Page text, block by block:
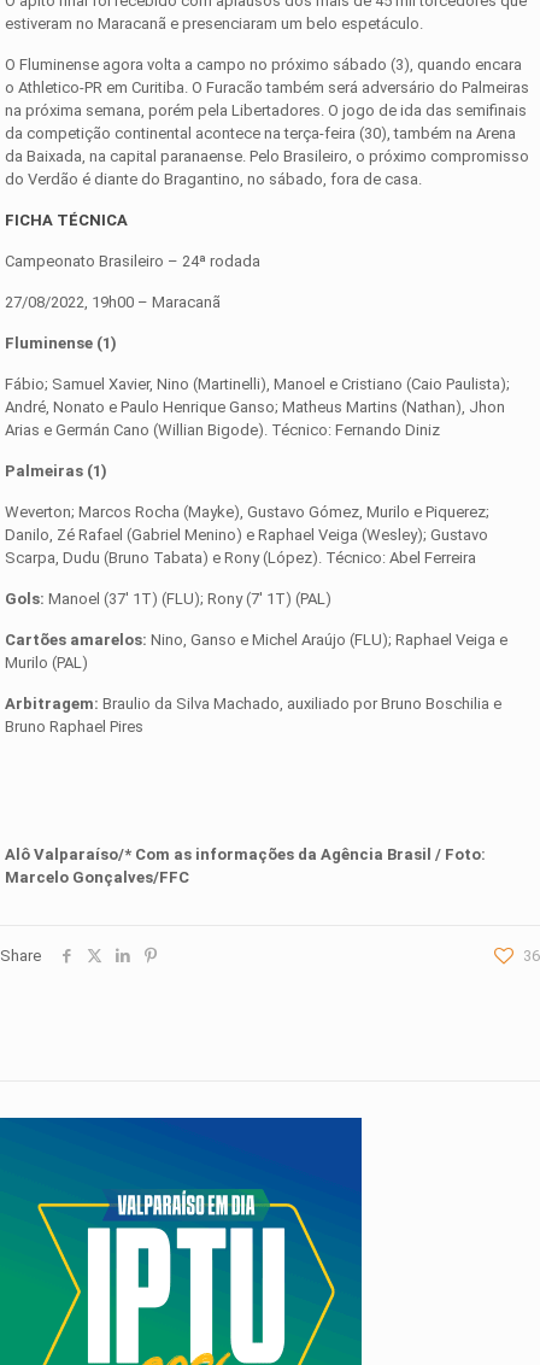
estiveram no Maracanã e presenciaram um belo espetáculo.
O Fluminense agora volta a campo no próximo sábado (3), quando encara
o Athletico-PR em Curitiba. O Furacão também será adversário do Palmeiras
na próxima semana, porém pela Libertadores. O jogo de ida das semifinais
da competição continental acontece na terça-feira (30), também na Arena
da Baixada, na capital paranaense. Pelo Brasileiro, o próximo compromisso
do Verdão é diante do Bragantino, no sábado, fora de casa.
FICHA TÉCNICA
Campeonato Brasileiro – 24ª rodada
27/08/2022, 19h00 – Maracanã
Fluminense (1)
Fábio; Samuel Xavier, Nino (Martinelli), Manoel e Cristiano (Caio Paulista);
André, Nonato e Paulo Henrique Ganso; Matheus Martins (Nathan), Jhon
Arias e Germán Cano (Willian Bigode). Técnico: Fernando Diniz
Palmeiras (1)
Weverton; Marcos Rocha (Mayke), Gustavo Gómez, Murilo e Piquerez;
Danilo, Zé Rafael (Gabriel Menino) e Raphael Veiga (Wesley); Gustavo
Scarpa, Dudu (Bruno Tabata) e Rony (López). Técnico: Abel Ferreira
Gols: Manoel (37′ 1T) (FLU); Rony (7′ 1T) (PAL)
Cartões amarelos: Nino, Ganso e Michel Araújo (FLU); Raphael Veiga e
Murilo (PAL)
Arbitragem:Braulio da Silva Machado, auxiliado por Bruno Boschilia e
Bruno Raphael Pires
Alô Valparaíso/* Com as informações daAgência Brasil / Foto:
Marcelo Gonçalves/FFC
Share 36